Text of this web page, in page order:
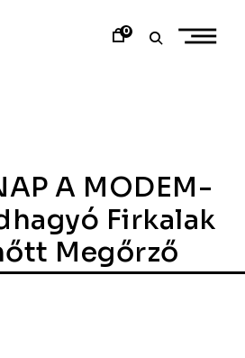
0
A MODEM-
Firkalak
Megőrző